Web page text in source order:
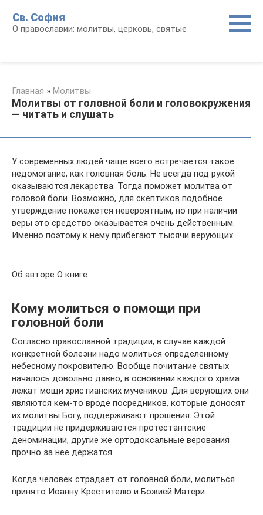
контенту
Св. София
О православии: молитвы, церковь, святые
Главная » Молитвы
Молитвы от головной боли и головокружения
— читать и слушать
У современных людей чаще всего встречается такое
недомогание, как головная боль. Не всегда под рукой
оказываются лекарства. Тогда поможет молитва от
головой боли. Возможно, для скептиков подобное
утверждение покажется невероятным, но при наличии
веры это средство оказывается очень действенным.
Именно поэтому к нему прибегают тысячи верующих.
Об авторе О книге
Кому молиться о помощи при
головной боли
Согласно православной традиции, в случае каждой
конкретной болезни надо молиться определенному
небесному покровителю. Вообще почитание святых
началось довольно давно, в основании каждого храма
лежат мощи христианских мучеников. Для верующих они
являются кем-то вроде посредников, которые доносят
их молитвы Богу, поддерживают прошения. Этой
традиции не придерживаются протестантские
деноминации, другие же ортодоксальные верования
прочно за нее держатся.
Когда человек страдает от головной боли, молиться
принято Иоанну Крестителю и Божией Матери.